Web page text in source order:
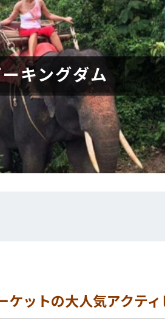
キングダム
ケットの大人気アクテ